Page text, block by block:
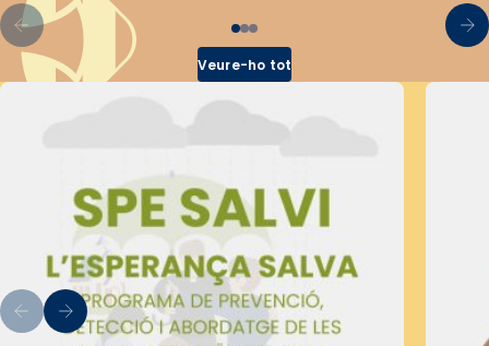
Veure-ho tot